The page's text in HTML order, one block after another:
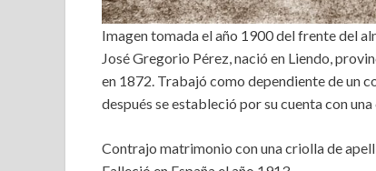
Imagen tomada el año 1900 del frente del
José Gregorio Pérez, nació en Liendo,
en 1872. Trabajó como dependiente de un
después se estableció por su cuenta con
Contrajo matrimonio con una criolla de